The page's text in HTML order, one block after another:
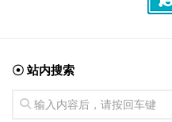
☉ 站内搜索